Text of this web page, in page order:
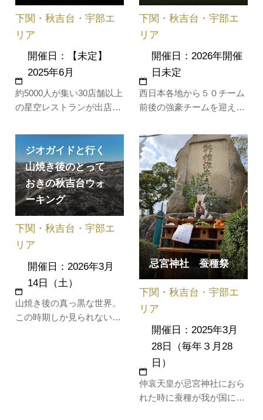
日帰りツア…
約5000人が集い30店舗以上
の星空レストランが出店し
狭川と石束川が流れ、ステ
ージイベントが終わる頃(午
後８時以降)には、自然の中
を多くのホタルがゆっくり
と乱舞する幻想的な光景が
楽しめます。(※雨天中止)
ません…
下関・秋吉台・宇部エ
リア
開催日：【未定】
2025年6月
西日本各地から５０チーム
前後の強豪チームを迎え、
中心に開催されます。チー
ム間の技術交換により、お
互いのレベルアップを図り
ます。
下関・秋吉台・宇部エ
リア
開催日：2026年開催
日未定
ジオガイドと行く
山焼き後のとって
おきの秋吉台ウォ
ーキング
山焼き後の真っ黒な世界。
この時期しか見られない秋
下関・秋吉台・宇部エ
リア
開催日：2026年3月
14日（土）
忌宮神社 蚕種祭
仲哀天皇が忌宮神社におら
れた時に蚕種が我が国に初
下関・秋吉台・宇部エ
リア
開催日：2025年3月
28日（毎年３月28
日）